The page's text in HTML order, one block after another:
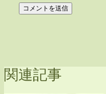
関連記事